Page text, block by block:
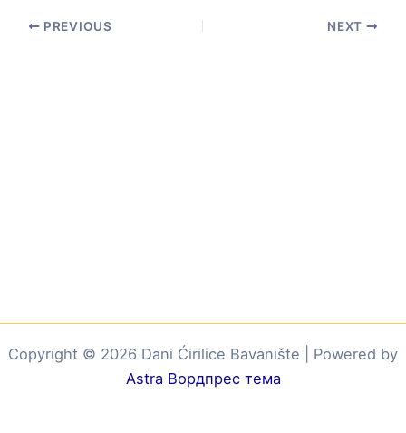
PREVIOUS NEXT
Copyright © 2026 Dani Ćirilice Bavanište | Powered by
Astra Вордпрес тема